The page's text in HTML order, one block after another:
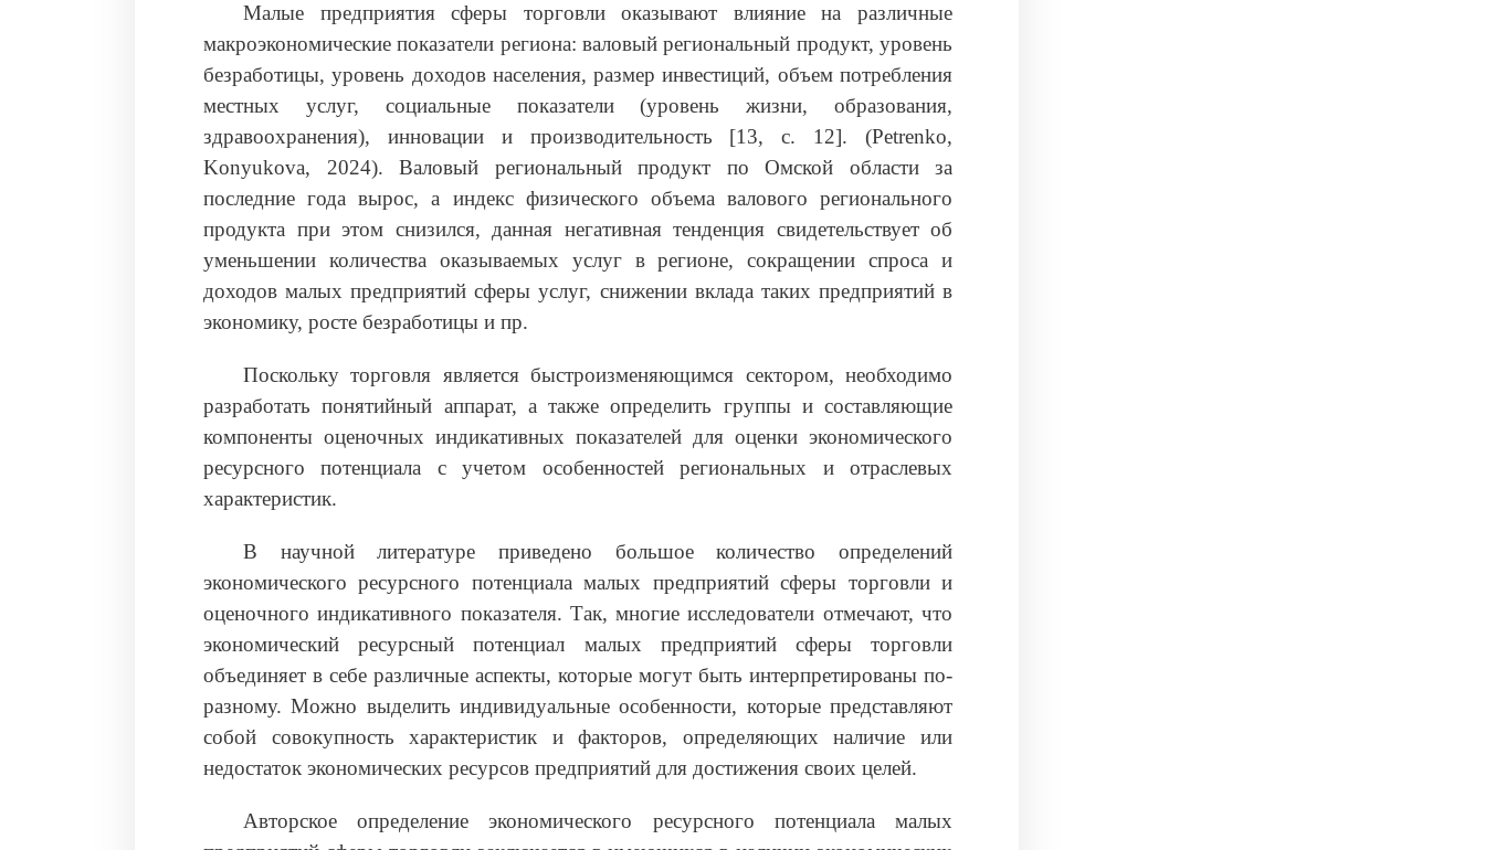
Малые предприятия сферы торговли оказывают влияние на различные
макроэкономические показатели региона: валовый региональный продукт, уровень
безработицы, уровень доходов населения, размер инвестиций, объем потребления
местных услуг, социальные показатели (уровень жизни, образования,
здравоохранения), инновации и производительность [13, с. 12]. (Petrenko,
Konyukova, 2024). Валовый региональный продукт по Омской области за
последние года вырос, а индекс физического объема валового регионального
продукта при этом снизился, данная негативная тенденция свидетельствует об
уменьшении количества оказываемых услуг в регионе, сокращении спроса и
доходов малых предприятий сферы услуг, снижении вклада таких предприятий в
экономику, росте безработицы и пр.
Поскольку торговля является быстроизменяющимся сектором, необходимо
разработать понятийный аппарат, а также определить группы и составляющие
компоненты оценочных индикативных показателей для оценки экономического
ресурсного потенциала с учетом особенностей региональных и отраслевых
характеристик.
В научной литературе приведено большое количество определений
экономического ресурсного потенциала малых предприятий сферы торговли и
оценочного индикативного показателя. Так, многие исследователи отмечают, что
экономический ресурсный потенциал малых предприятий сферы торговли
объединяет в себе различные аспекты, которые могут быть интерпретированы по-
разному. Можно выделить индивидуальные особенности, которые представляют
собой совокупность характеристик и факторов, определяющих наличие или
недостаток экономических ресурсов предприятий для достижения своих целей.
Авторское определение экономического ресурсного потенциала малых